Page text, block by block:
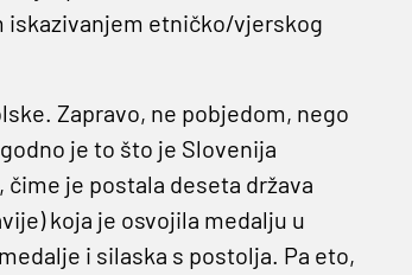
iskazivanjem etničko/vjerskog
Zapravo, ne pobjedom, nego
je to što je Slovenija
je postala deseta država
koja je osvojila medalju u
i silaska s postolja. Pa eto,